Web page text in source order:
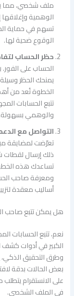
ملف شخصي، مما
الوهمية
تسهم في حماية
الوقوع ضحية لها.
حظر الحساب
الحساب على الفور.
يمنحك الحظر
الخطوة تُعد من
تتبع الحسابات
والوهمي بسهولة.
التواصل مع
تعرّضت لمضايقة
ذلك إرسال لقطات
تساعدك هذه
ومعرفة صاحب
أساليب معقدة
هل يمكن تتبع صاحب
نعم، تتبع الحسابات
الكبير في أدوات كشف
وطرق التحقيق
بعض الحالات بدقة
على الانستقرام
في الملف الشخصي.